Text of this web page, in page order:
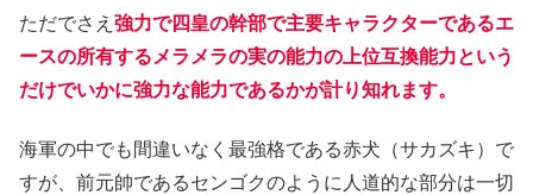
ただでさえ 強力で四皇の幹部で主要キャラクターであるエ
ースの所有するメラメラの実の能力の上位互換能力という
だけでいかに強力な能力であるかが計り知れます。
海軍の中でも間違いなく最強格である赤犬（サカズキ）で
すが、前元帥であるセンゴクのように人道的な部分は一切